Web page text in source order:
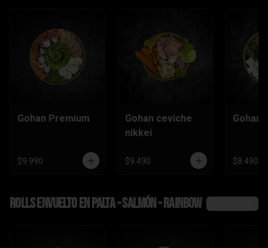
Gohan Premium
$9.990
Gohan ceviche
nikkei
$9.490
Gohan
$8.490
Rolls envuelto en palta - salmón - rainbow